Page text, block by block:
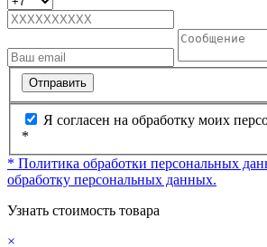
Отправить
Я согласен на обработку моих
*
* Политика обработки персональных
обработку персональных данных.
Узнать стоимость товара
×